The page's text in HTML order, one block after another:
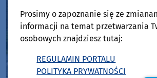
Prosimy o zapoznanie się ze
informacji na temat przetwarzania
osobowych znajdziesz tutaj:
REGULAMIN PORTALU
POLITYKA PRYWATNOŚCI